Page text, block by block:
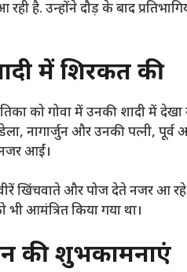
है. उन्होंने दौड़ के बाद
में शिरकत की
को गोवा में उनकी शादी में देखा
नागार्जुन और उनकी पत्नी, पूर्व
आईं।
खिंचवाते और पोज देते नजर आ रहे
भी आमंत्रित किया गया था।
की शुभकामनाएं